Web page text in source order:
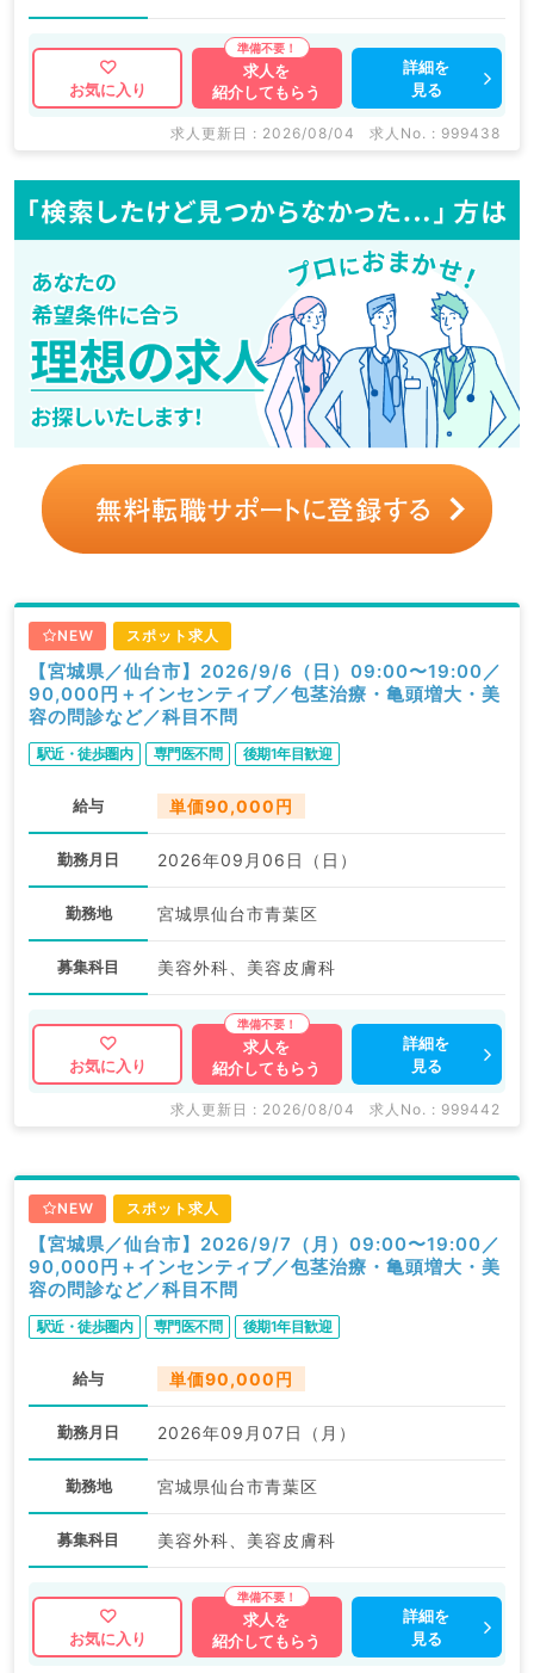
お気に入り
求人を
紹介してもらう
詳細を
見る
求人更新日 : 2026/08/04 求人No. : 999438
NEW スポット求人
【宮城県／仙台市】2026/9/6（日）09:00〜19:00／
90,000円＋インセンティブ／包茎治療・亀頭増大・美
容の問診など／科目不問
駅近・徒歩圏内 専門医不問 後期1年目歓迎
給与 単価90,000円
勤務月日 2026年09月06日（日）
勤務地 宮城県仙台市青葉区
募集科目 美容外科、美容皮膚科
お気に入り
求人を
紹介してもらう
詳細を
見る
求人更新日 : 2026/08/04 求人No. : 999442
NEW スポット求人
【宮城県／仙台市】2026/9/7（月）09:00〜19:00／
90,000円＋インセンティブ／包茎治療・亀頭増大・美
容の問診など／科目不問
駅近・徒歩圏内 専門医不問 後期1年目歓迎
給与 単価90,000円
勤務月日 2026年09月07日（月）
勤務地 宮城県仙台市青葉区
募集科目 美容外科、美容皮膚科
お気に入り
求人を
紹介してもらう
詳細を
見る